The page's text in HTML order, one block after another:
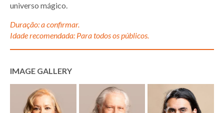
universo mágico.
Duração: a confirmar.
Idade recomendada: Para todos os públicos.
IMAGE GALLERY